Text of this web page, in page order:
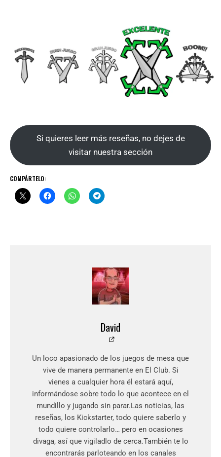
Si quieres leer más reseñas, no dejes de
visitar nuestra sección
COMPÁRTELO:
David
Un loco apasionado de los juegos de mesa que
vive de manera permanente en El Club. Si
vienes a cualquier hora él estará aquí,
informándose sobre todo lo que acontece en el
mundillo y jugando sin parar.Las noticias, las
reseñas, los Kickstarter, todo quiere saberlo y
todo quiere controlarlo… pero en ocasiones
divaga, así que vigiladlo de cerca.También te lo
encontrarás parloteando en los canales